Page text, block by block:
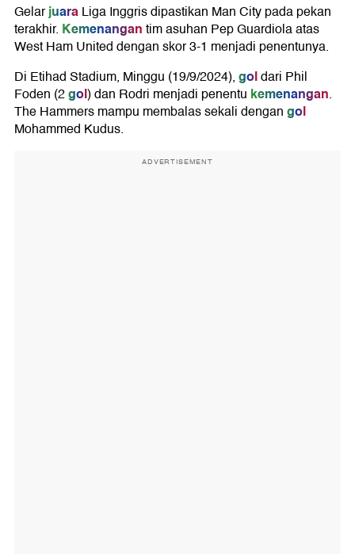
GelarjuaraLiga Inggris dipastikan Man City pada pekan
terakhir. Kemenangantim asuhan Pep Guardiola atas
West Ham United dengan skor 3-1 menjadi penentunya.
Di Etihad Stadium, Minggu (19/9/2024),goldari Phil
Foden (2gol) dan Rodri menjadi penentu kemenangan.
The Hammers mampu membalas sekali dengangol
Mohammed Kudus.
ADVERTISEMENT